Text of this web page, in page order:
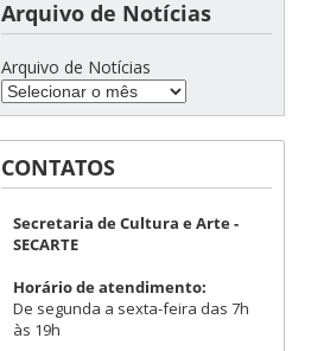
Arquivo de Notícias
Arquivo de Notícias
CONTATOS
Secretaria de Cultura e Arte -
SECARTE
Horário de atendimento:
De segunda a sexta-feira das 7h
às 19h